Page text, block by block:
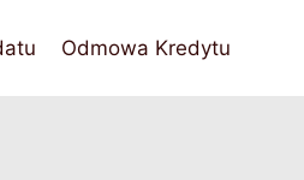
Odmowa Kredytu